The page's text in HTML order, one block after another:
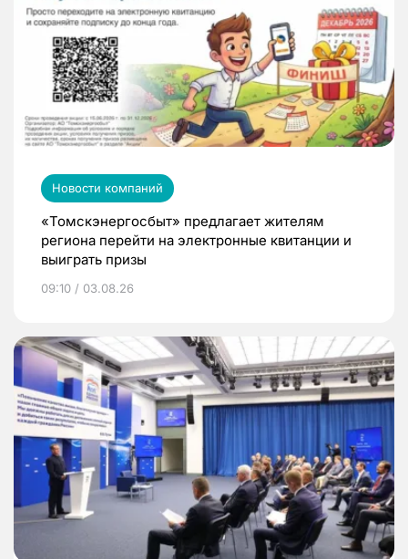
Новости компаний
«Томскэнергосбыт» предлагает жителям
региона перейти на электронные квитанции и
выиграть призы
09:10 / 03.08.26